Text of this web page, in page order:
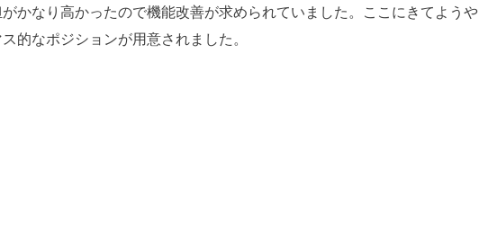
かなり高かったので機能改善が求められていました。ここにきてようや
的なポジションが用意されました。